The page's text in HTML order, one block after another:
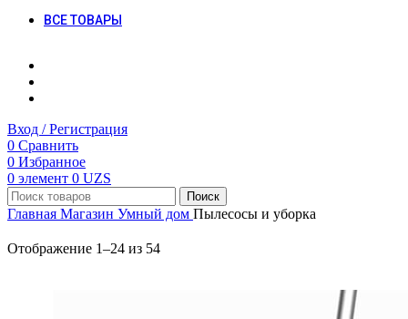
ВСЕ ТОВАРЫ
Вход / Регистрация
0 Сравнить
0 Избранное
0 элемент 0 UZS
Поиск
Главная Магазин Умный дом Пылесосы и уборка
Отображение 1–24 из 54